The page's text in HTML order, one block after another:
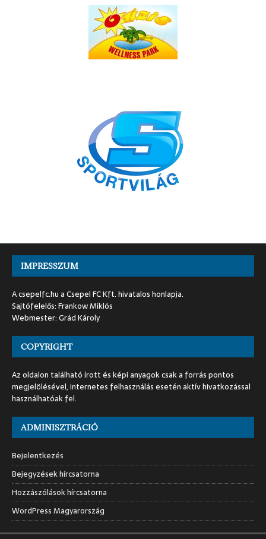
IMPRESSZUM
A csepelfc.hu a Csepel FC Kft. hivatalos honlapja.
Sajtófelelős: Frankow Miklós
Webmester: Grád Károly
COPYRIGHT
Az oldalon található írott és képi anyagok csak a forrás pontos
megjelölésével, internetes felhasználás esetén aktív hivatkozással
használhatóak fel.
ADMINISZTRÁCIÓ
Bejelentkezés
Bejegyzések hírcsatorna
Hozzászólások hírcsatorna
WordPress Magyarország